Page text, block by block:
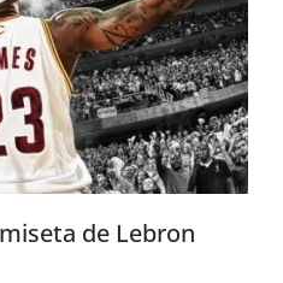
de Lebron